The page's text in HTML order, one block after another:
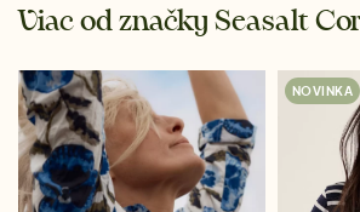
Viac od značky Seasalt
NOVINKA